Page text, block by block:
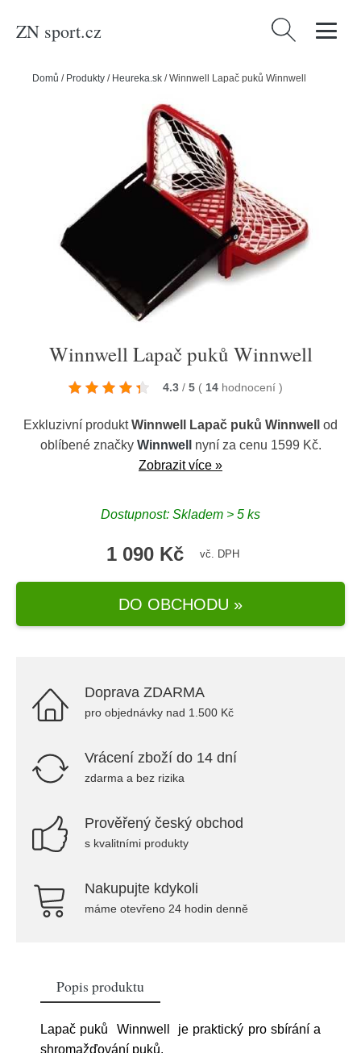
ZN sport.cz Vyhledávání
Domů / Produkty / Heureka.sk /Winnwell Lapač puků Winnwell
Winnwell Lapač puků Winnwell
4.3 / 5 ( 14 hodnocení )
Exkluzivní produktWinnwell Lapač puků Winnwell
od
oblíbené značky Winnwell
nyní za cenu 1599 Kč.
Zobrazit více »
Dostupnost: Skladem > 5 ks
1 090 Kč vč. DPH
DO OBCHODU »
Doprava ZDARMA
pro objednávky nad 1.500 Kč
Vrácení zboží do 14 dní
zdarma a bez rizika
Prověřený český obchod
s kvalitními produkty
Nakupujte kdykoli
máme otevřeno 24 hodin denně
Popis produktu
Lapač puků Winnwell je praktický pro sbírání a
shromažďování puků.